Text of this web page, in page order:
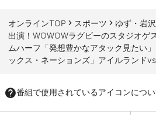
オンラインTOP スポーツ
ゆず・岩
出演！WOWOWラグビーのスタジオゲ
ムハーフ「発想豊かなアタック見たい
ックス・ネーションズ」アイルランド
番組で使用されているアイコンにつ